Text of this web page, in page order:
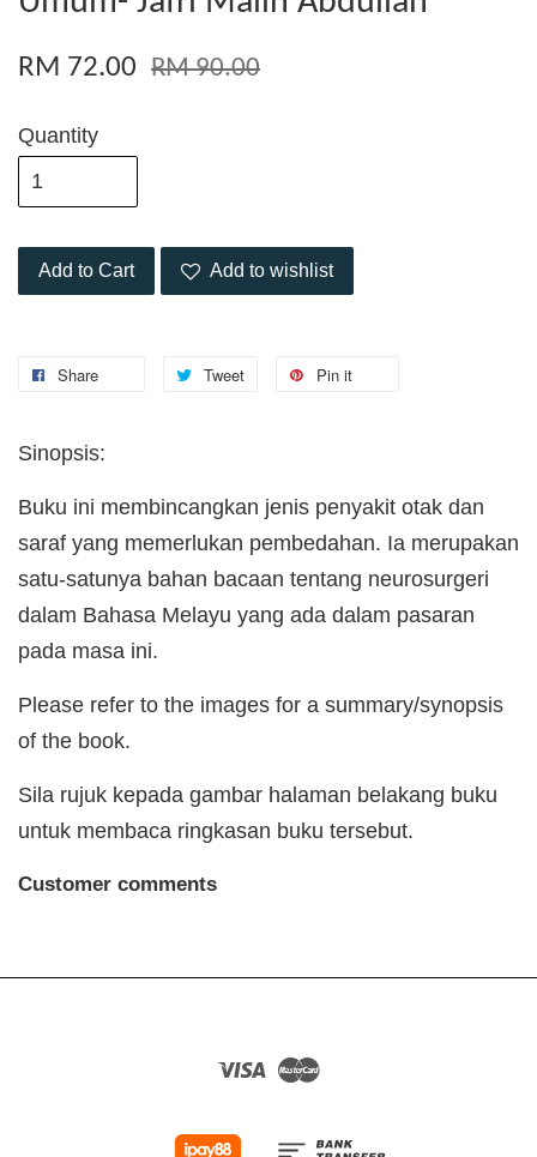
RM 72.00 RM 90.00
Quantity
Add to Cart Add to wishlist
Share Tweet Pin it
Sinopsis:
Buku ini membincangkan jenis penyakit otak dan
saraf yang memerlukan pembedahan. Ia merupakan
satu-satunya bahan bacaan tentang neurosurgeri
dalam Bahasa Melayu yang ada dalam pasaran
pada masa ini.
Please refer to the images for a summary/synopsis
of the book.
Sila rujuk kepada gambar halaman belakang buku
untuk membaca ringkasan buku tersebut.
Customer comments
Visa